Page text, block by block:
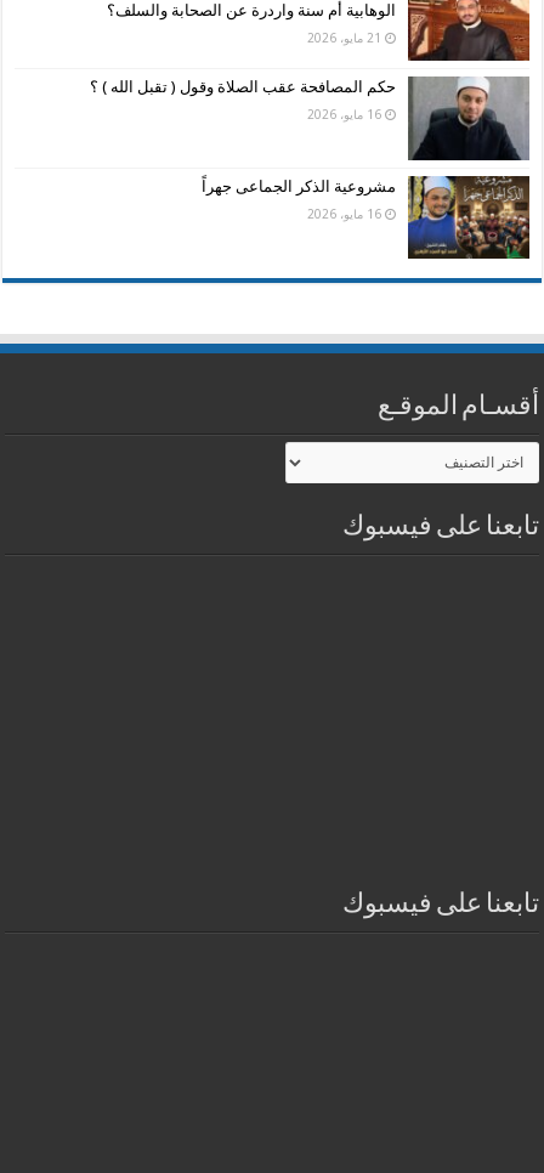
الوهابية أم سنة واردرة عن الصحابة والسلف؟
21 مايو، 2026
حكم المصافحة عقب الصلاة وقول ( تقبل الله ) ؟
16 مايو، 2026
مشروعية الذكر الجماعى جهراً
16 مايو، 2026
أقسـام الموقـع
أقسـام
الموقـع
تابعنا على فيسبوك
تابعنا على فيسبوك